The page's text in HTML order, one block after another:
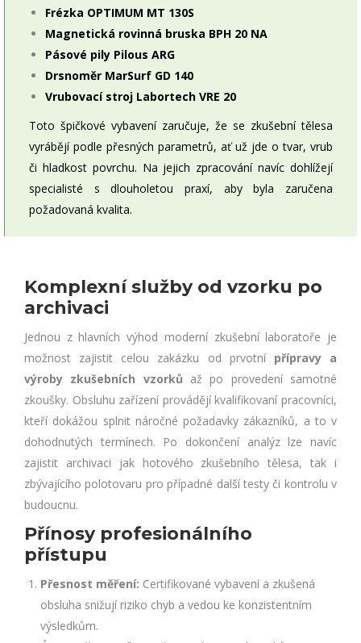
Frézka OPTIMUM MT 130S
Magnetická rovinná bruska BPH 20 NA
Pásové pily Pilous ARG
Drsnoměr MarSurf GD 140
Vrubovací stroj Labortech VRE 20
Toto špičkové vybavení zaručuje, že se zkušební tělesa
vyrábějí podle přesných parametrů, ať už jde o tvar, vrub
či hladkost povrchu. Na jejich zpracování navíc dohlížejí
specialisté s dlouholetou praxí, aby byla zaručena
požadovaná kvalita.
Komplexní služby od vzorku po
archivaci
Jednou z hlavních výhod moderní zkušební laboratoře je
možnost zajistit celou zakázku od prvotní přípravy a
výroby zkušebních vzorků až po provedení samotné
zkoušky. Obsluhu zařízení provádějí kvalifikovaní pracovníci,
kteří dokážou splnit náročné požadavky zákazníků, a to v
dohodnutých termínech. Po dokončení analýz lze navíc
zajistit archivaci jak hotového zkušebního tělesa, tak i
zbývajícího polotovaru pro případné další testy či kontrolu v
budoucnu.
Přínosy profesionálního
přístupu
Přesnost měření: Certifikované vybavení a zkušená
obsluha snižují riziko chyb a vedou ke konzistentním
výsledkům.